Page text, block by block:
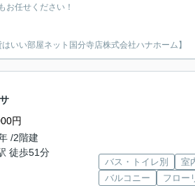
お任せください！
いい部屋ネット国分寺店株式会社ハナホーム】
円
/2階建
徒歩51分
バス・トイレ別 室
バルコニー
フロー